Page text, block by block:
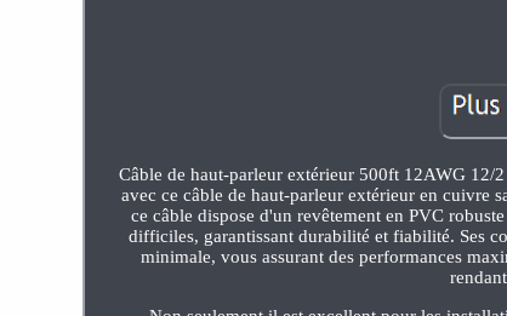
Câble de haut-parleur extérieur 500ft 12AWG 12/
avec ce câble de haut-parleur extérieur en cuivre
ce câble dispose d'un revêtement en PVC
difficiles, garantissant durabilité et fiabilité. Ses
minimale, vous assurant des performances